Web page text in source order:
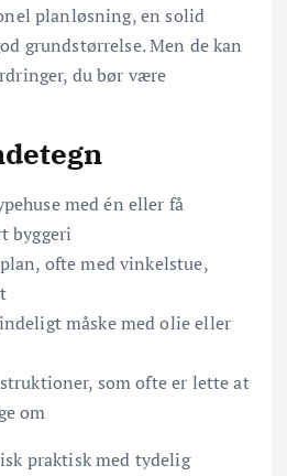
planløsning, en solid
grundstørrelse. Men de kan
du bør være
med én eller få
byggeri
ofte med vinkelstue,
måske med olie eller
som ofte er lette at
om
praktisk med tydelig